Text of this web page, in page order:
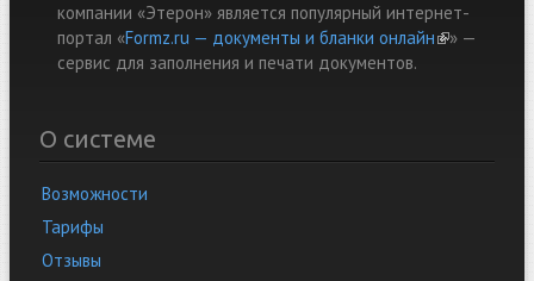
компании «Этерон» является популярный интернет-
портал «Formz.ru — документы и бланки онлайн(link is
» —
cервис для заполнения и печати документов.
О системе
Возможности
Тарифы
Отзывы